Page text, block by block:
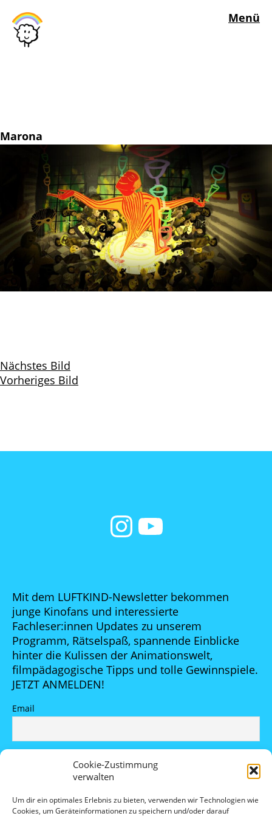
Cookie-Zustimmung
verwalten
Um dir ein optimales Erlebnis zu bieten, verwenden wir Technologien wie
Cookies, um Geräteinformationen zu speichern und/oder darauf
Menü
Marona
Nächstes Bild
Vorheriges Bild
Mit dem LUFTKIND-Newsletter bekommen
junge Kinofans und interessierte
Fachleser:innen Updates zu unserem
Programm, Rätselspaß, spannende Einblicke
hinter die Kulissen der Animationswelt,
filmpädagogische Tipps und tolle Gewinnspiele.
JETZT ANMELDEN!
Email
Datenschutzerklärung.